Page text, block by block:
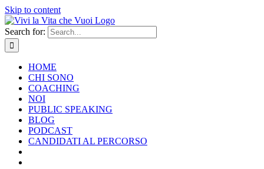
Skip to content
Search for:
HOME
CHI SONO
COACHING
NOI
PUBLIC SPEAKING
BLOG
PODCAST
CANDIDATI AL PERCORSO